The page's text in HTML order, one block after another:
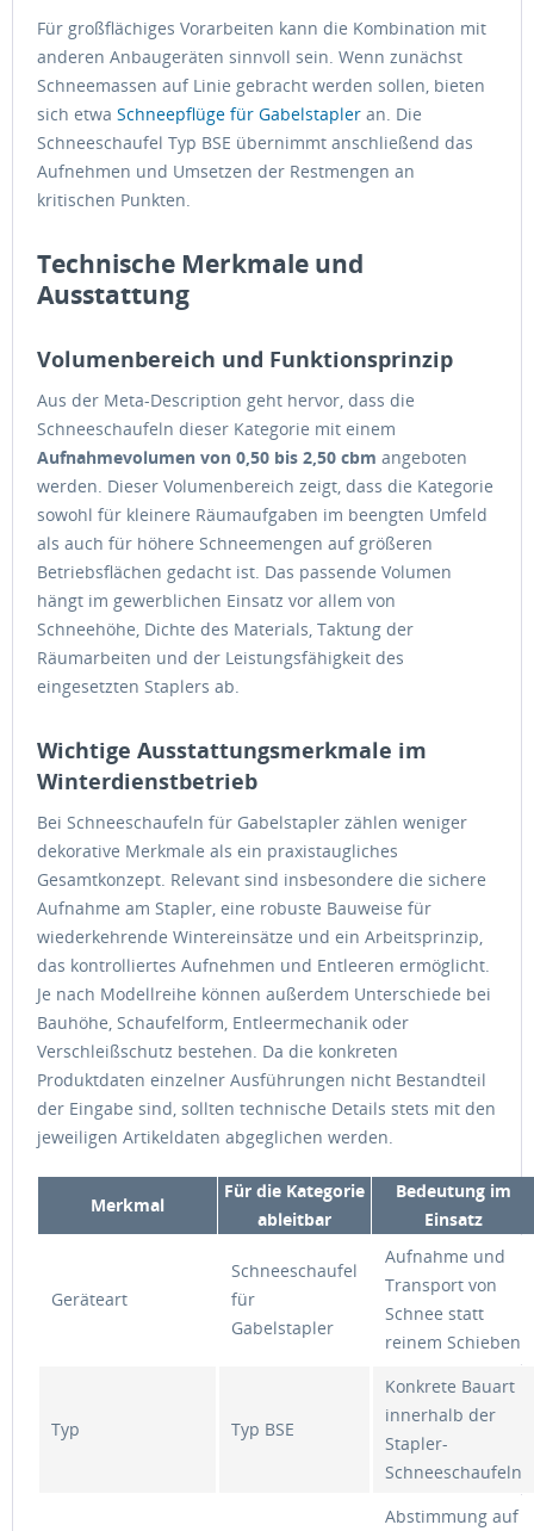
Für großflächiges Vorarbeiten kann die Kombination mit
anderen Anbaugeräten sinnvoll sein. Wenn zunächst
Schneemassen auf Linie gebracht werden sollen, bieten
sich etwa Schneepflüge für Gabelstapler an. Die
Schneeschaufel Typ BSE übernimmt anschließend das
Aufnehmen und Umsetzen der Restmengen an
kritischen Punkten.
Technische Merkmale und
Ausstattung
Volumenbereich und Funktionsprinzip
Aus der Meta-Description geht hervor, dass die
Schneeschaufeln dieser Kategorie mit einem
Aufnahmevolumen von 0,50 bis 2,50 cbm angeboten
werden. Dieser Volumenbereich zeigt, dass die Kategorie
sowohl für kleinere Räumaufgaben im beengten Umfeld
als auch für höhere Schneemengen auf größeren
Betriebsflächen gedacht ist. Das passende Volumen
hängt im gewerblichen Einsatz vor allem von
Schneehöhe, Dichte des Materials, Taktung der
Räumarbeiten und der Leistungsfähigkeit des
eingesetzten Staplers ab.
Wichtige Ausstattungsmerkmale im
Winterdienstbetrieb
Bei Schneeschaufeln für Gabelstapler zählen weniger
dekorative Merkmale als ein praxistaugliches
Gesamtkonzept. Relevant sind insbesondere die sichere
Aufnahme am Stapler, eine robuste Bauweise für
wiederkehrende Wintereinsätze und ein Arbeitsprinzip,
das kontrolliertes Aufnehmen und Entleeren ermöglicht.
Je nach Modellreihe können außerdem Unterschiede bei
Bauhöhe, Schaufelform, Entleermechanik oder
Verschleißschutz bestehen. Da die konkreten
Produktdaten einzelner Ausführungen nicht Bestandteil
der Eingabe sind, sollten technische Details stets mit den
jeweiligen Artikeldaten abgeglichen werden.
Merkmal
Für die Kategorie
ableitbar
Bedeutung im
Einsatz
Geräteart
Schneeschaufel
für
Gabelstapler
Aufnahme und
Transport von
Schnee statt
reinem Schieben
Typ Typ BSE
Konkrete Bauart
innerhalb der
Stapler-
Schneeschaufeln
Abstimmung auf